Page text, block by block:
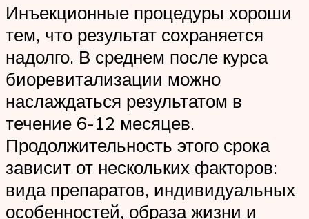
Инъекционные процедуры хороши
тем, что результат сохраняется
надолго. В среднем после курса
биоревитализации можно
наслаждаться результатом в
течение 6-12 месяцев.
Продолжительность этого срока
зависит от нескольких факторов:
вида препаратов, индивидуальных
особенностей, образа жизни и